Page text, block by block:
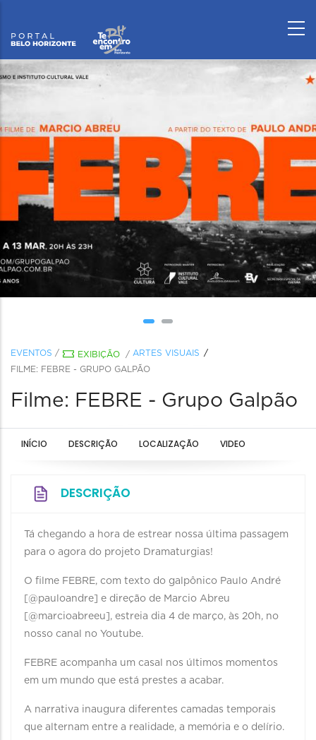
EVENTOS / EXIBIÇÃO / ARTES VISUAIS
FILME: FEBRE - GRUPO GALPÃO
Filme: FEBRE - Grupo Galpão
INÍCIO DESCRIÇÃO LOCALIZAÇÃO VIDEO
DESCRIÇÃO
Tá chegando a hora de estrear nossa última passagem
para o agora do projeto Dramaturgias!
O filme FEBRE, com texto do galpônico Paulo André
[@pauloandre] e direção de Marcio Abreu
[@marcioabreeu], estreia dia 4 de março, às 20h, no
nosso canal no Youtube.
FEBRE acompanha um casal nos últimos momentos
em um mundo que está prestes a acabar.
A narrativa inaugura diferentes camadas temporais
que alternam entre a realidade, a memória e o delírio.